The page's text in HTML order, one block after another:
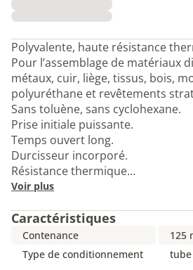
Polyvalente, haute résistance
Pour l’assemblage de matériaux
métaux, cuir, liège, tissus, bois,
polyuréthane et revêtements
Sans toluène, sans cyclohexane.
Prise initiale puissante.
Temps ouvert long.
Durcisseur incorporé.
Résistance thermique…
Voir plus
Caractéristiques
Contenance
125
Type de conditionnement
tube